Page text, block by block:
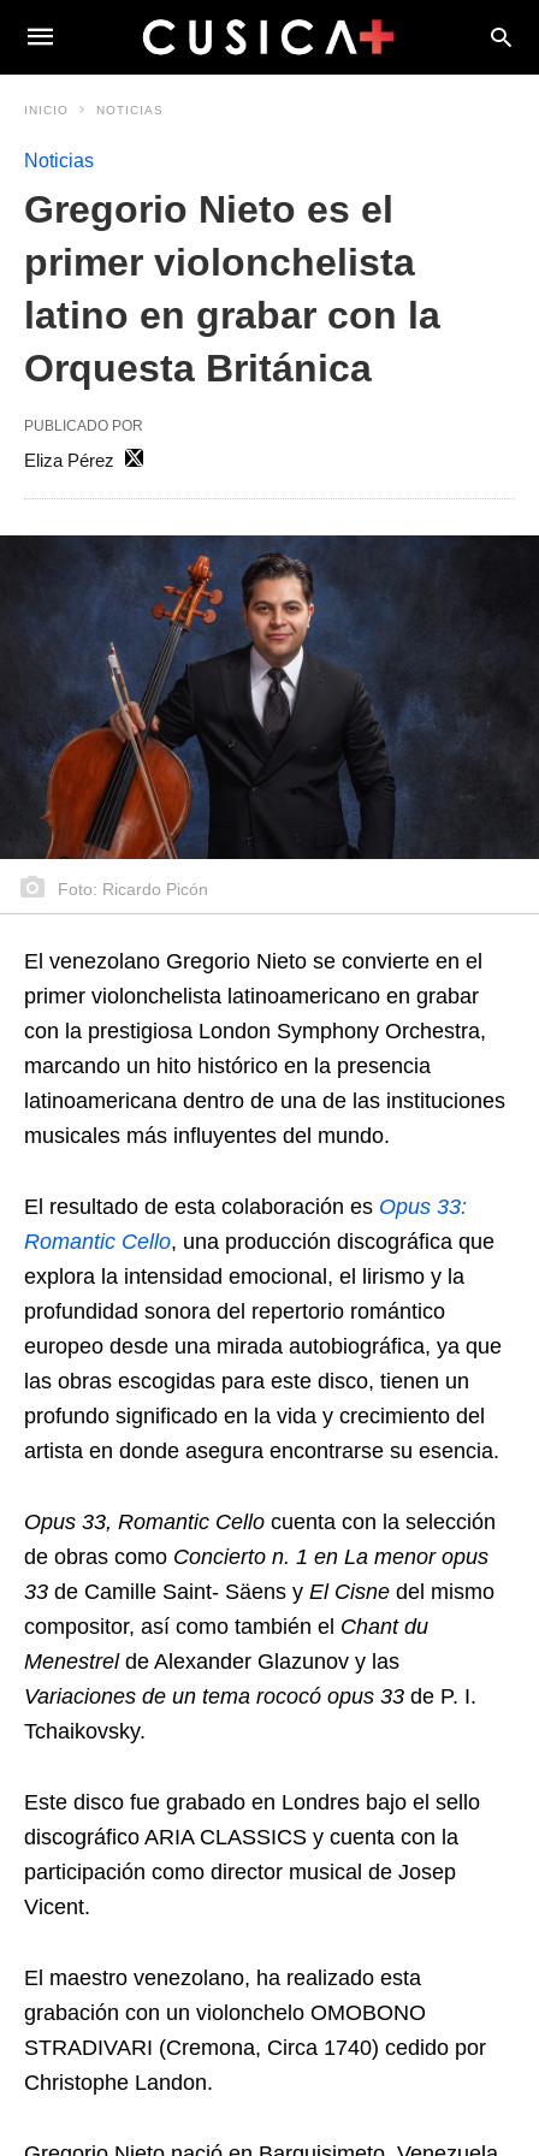
INICIO NOTICIAS
Noticias
Gregorio Nieto es el
primer violonchelista
latino en grabar con la
Orquesta Británica
PUBLICADO POR
Eliza Pérez
Foto: Ricardo Picón
El venezolano Gregorio Nieto se convierte en el
primer violonchelista latinoamericano en grabar
con la prestigiosa London Symphony Orchestra,
marcando un hito histórico en la presencia
latinoamericana dentro de una de las instituciones
musicales más influyentes del mundo.
El resultado de esta colaboración es Opus 33:
Romantic Cello, una producción discográfica que
explora la intensidad emocional, el lirismo y la
profundidad sonora del repertorio romántico
europeo desde una mirada autobiográfica, ya que
las obras escogidas para este disco, tienen un
profundo significado en la vida y crecimiento del
artista en donde asegura encontrarse su esencia.
Opus 33, Romantic Cello cuenta con la selección
de obras como Concierto n. 1 en La menor opus
33 de Camille Saint- Säens y El Cisne del mismo
compositor, así como también el Chant du
Menestrel de Alexander Glazunov y las
Variaciones de un tema rococó opus 33 de P. I.
Tchaikovsky.
Este disco fue grabado en Londres bajo el sello
discográfico ARIA CLASSICS y cuenta con la
participación como director musical de Josep
Vicent.
El maestro venezolano, ha realizado esta
grabación con un violonchelo OMOBONO
STRADIVARI (Cremona, Circa 1740) cedido por
Christophe Landon.